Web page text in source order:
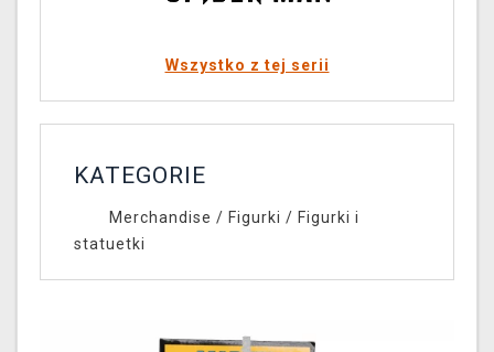
Wszystko z tej serii
KATEGORIE
Merchandise / Figurki / Figurki i
statuetki